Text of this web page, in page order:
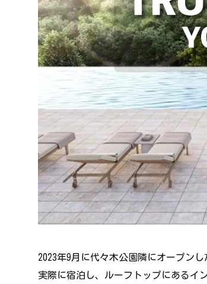
2023年9月に代々木公園隣にオープンし
実際に宿泊し、ルーフトップにあるイ